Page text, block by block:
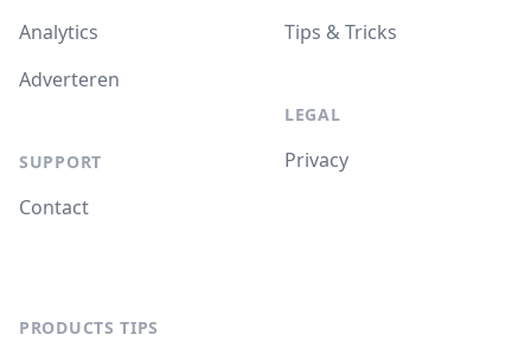
Analytics
Adverteren
SUPPORT
Contact
Tips & Tricks
LEGAL
Privacy
PRODUCTS TIPS